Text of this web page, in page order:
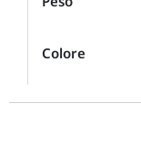
Colore